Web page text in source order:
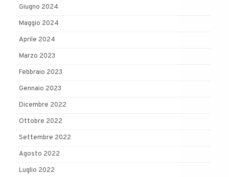
Giugno 2024
Maggio 2024
Aprile 2024
Marzo 2023
Febbraio 2023
Gennaio 2023
Dicembre 2022
Ottobre 2022
Settembre 2022
Agosto 2022
Luglio 2022